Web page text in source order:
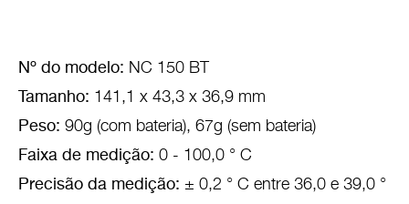
Nº do modelo: NC 150 BT
Tamanho: 141,1 x 43,3 x 36,9 mm
Peso: 90g (com bateria), 67g (sem bateria)
Faixa de medição: 0 - 100,0 ° C
Precisão da medição: ± 0,2 ° C entre 36,0 e 39,0 °